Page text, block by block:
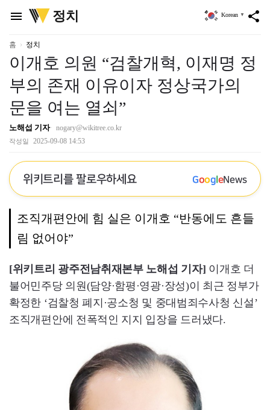
menu
위
키
정치 share
Korean ▼
홈 정치
이개호 의원 “검찰개혁, 이재명 정
부의 존재 이유이자 정상국가의
문을 여는 열쇠”
노해섭 기자 nogary@wikitree.co.kr
작성일 2025-09-08 14:53
위키트리를 팔로우하세요 GoogleNews
조직개편안에 힘 실은 이개호 “반동에도 흔들
림 없어야”
[위키트리 광주전남취재본부 노해섭 기자] 이개호 더
불어민주당 의원(담양·함평·영광·장성)이 최근 정부가
확정한 ‘검찰청 폐지·공소청 및 중대범죄수사청 신설’
조직개편안에 전폭적인 지지 입장을 드러냈다.